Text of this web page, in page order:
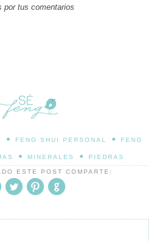
por tus comentarios
• FENG SHUI PERSONAL • FENG
• MINERALES • PIEDRAS
ESTE POST COMPARTE: